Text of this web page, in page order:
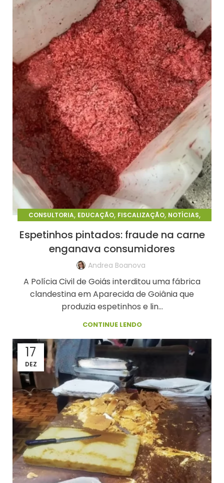
CONSULTORIA, EDUCAÇÃO, FISCALIZAÇÃO, NOTÍCIAS,
Espetinhos pintados: fraude na carne
enganava consumidores
Andrea Boanova
A Polícia Civil de Goiás interditou uma fábrica
clandestina em Aparecida de Goiânia que
produzia espetinhos e lin...
CONTINUE LENDO
17
DEZ